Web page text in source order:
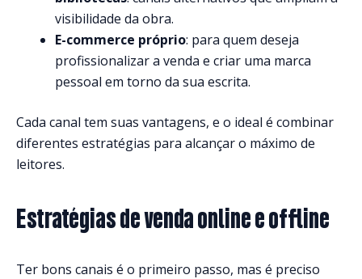
visibilidade da obra.
E-commerce próprio: para quem deseja
profissionalizar a venda e criar uma marca
pessoal em torno da sua escrita.
Cada canal tem suas vantagens, e o ideal é combinar
diferentes estratégias para alcançar o máximo de
leitores.
Estratégias de venda online e offline
Ter bons canais é o primeiro passo, mas é preciso